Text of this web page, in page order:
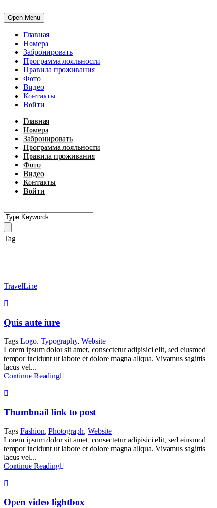
Open Menu
Главная
Номера
Забронировать
Программа лояльности
Правила проживания
Фото
Видео
Контакты
Войти
Главная
Номера
Забронировать
Программа лояльности
Правила проживания
Фото
Видео
Контакты
Войти
Tag
TravelLine
Quis aute iure
Tags Logo, Typography, Website
Lorem ipsum dolor sit amet, consectetur adipisici elit, sed eiusmod
tempor incidunt ut labore et dolore magna aliqua. Vivamus sagittis
lacus vel...
Continue Reading
Thumbnail link to post
Tags Fashion, Photograph, Website
Lorem ipsum dolor sit amet, consectetur adipisici elit, sed eiusmod
tempor incidunt ut labore et dolore magna aliqua. Vivamus sagittis
lacus vel...
Continue Reading
Open video lightbox